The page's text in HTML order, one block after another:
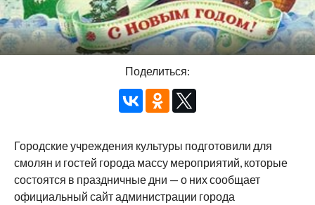
Поделиться:
Городские учреждения культуры подготовили для
смолян и гостей города массу мероприятий, которые
состоятся в праздничные дни — о них сообщает
официальный сайт администрации города